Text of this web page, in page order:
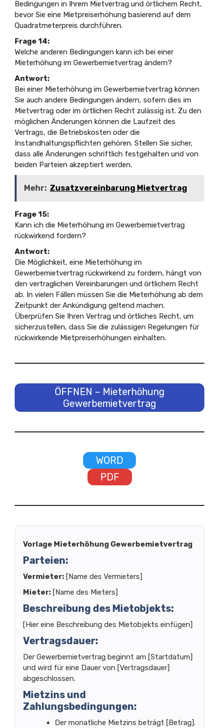
Bedingungen in Ihrem Mietvertrag und örtlichem Recht,
bevor Sie eine Mietpreiserhöhung basierend auf dem
Quadratmeterpreis durchführen.
Frage 14:
Welche anderen Bedingungen kann ich bei einer
Mieterhöhung im Gewerbemietvertrag ändern?
Antwort:
Bei einer Mieterhöhung im Gewerbemietvertrag können
Sie auch andere Bedingungen ändern, sofern dies im
Mietvertrag oder im örtlichen Recht zulässig ist. Zu den
möglichen Änderungen können die Laufzeit des
Vertrags, die Betriebskosten oder die
Instandhaltungspflichten gehören. Stellen Sie sicher,
dass alle Änderungen schriftlich festgehalten und von
beiden Parteien akzeptiert werden.
Mehr: Zusatzvereinbarung Mietvertrag
Frage 15:
Kann ich die Mieterhöhung im Gewerbemietvertrag
rückwirkend fordern?
Antwort:
Die Möglichkeit, eine Mieterhöhung im
Gewerbemietvertrag rückwirkend zu fordern, hängt von
den vertraglichen Vereinbarungen und örtlichem Recht
ab. In vielen Fällen müssen Sie die Mieterhöhung ab dem
Zeitpunkt der Ankündigung geltend machen.
Überprüfen Sie Ihren Vertrag und örtliches Recht, um
sicherzustellen, dass Sie die zulässigen Regelungen für
rückwirkende Mietpreiserhöhungen einhalten.
ÖFFNEN – Mieterhöhung
Gewerbemietvertrag
WORD
PDF
Vorlage Mieterhöhung Gewerbemietvertrag
Parteien:
Vermieter: [Name des Vermieters]
Mieter: [Name des Mieters]
Beschreibung des Mietobjekts:
[Hier eine Beschreibung des Mietobjekts einfügen]
Vertragsdauer:
Der Gewerbemietvertrag beginnt am [Startdatum]
und wird für eine Dauer von [Vertragsdauer]
abgeschlossen.
Mietzins und
Zahlungsbedingungen:
Der monatliche Mietzins beträgt [Betrag].